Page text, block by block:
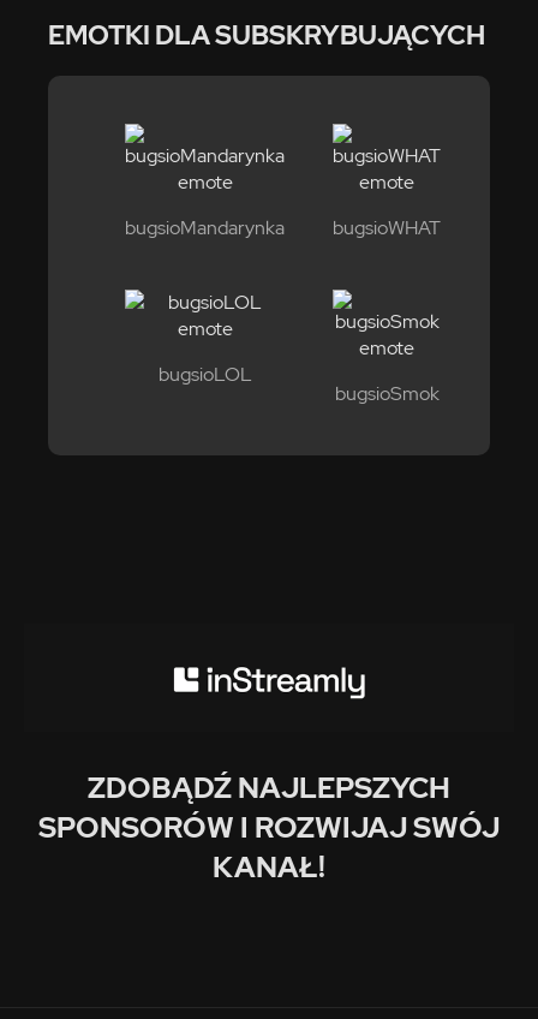
EMOTKI DLA SUBSKRYBUJĄCYCH
bugsioMandarynka bugsioWHAT
bugsioLOL
bugsioSmok
ZDOBĄDŹ NAJLEPSZYCH
SPONSORÓW I ROZWIJAJ SWÓJ
KANAŁ!